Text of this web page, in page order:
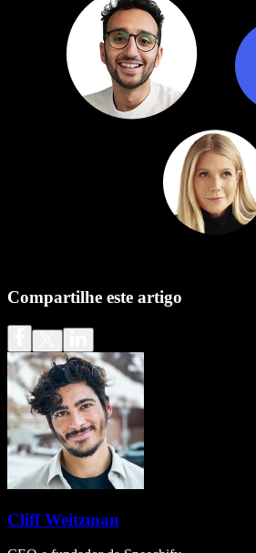
Compartilhe este artigo
Cliff Weitzman